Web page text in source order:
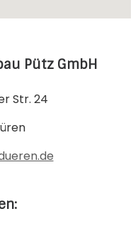
Pütz GmbH
Str. 24